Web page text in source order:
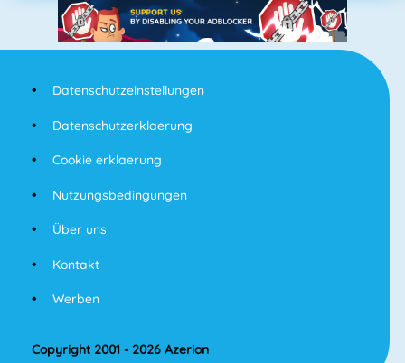
Datenschutzeinstellungen
Datenschutzerklaerung
Cookie erklaerung
Nutzungsbedingungen
Über uns
Kontakt
Werben
Copyright 2001 - 2026 Azerion